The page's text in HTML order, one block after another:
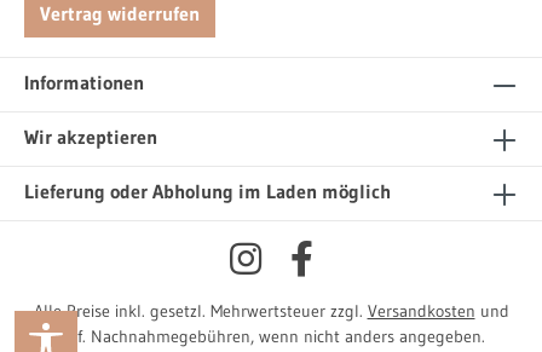
Vertrag widerrufen
Informationen
Wir akzeptieren
Lieferung oder Abholung im Laden möglich
Alle Preise inkl. gesetzl. Mehrwertsteuer zzgl. Versandkosten und
ggf. Nachnahmegebühren, wenn nicht anders angegeben.
Werkzeugleiste anzeigen